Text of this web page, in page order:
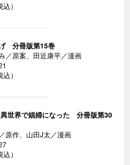
）
分冊版第15巻
／原案、田近康平／漫画
）
世界で娼婦になった 分冊版第30
原作、山田J太／漫画
）